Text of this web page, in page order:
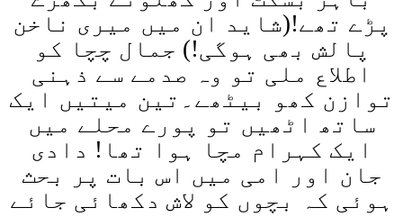
پڑے تھے!(شاید ان میں میری ناخن
پالش بھی ہوگی!) جمال چچا کو
اطلاع ملی تو وہ صدمے سے ذہنی
توازن کھو بیٹھے۔ تین میتیں ایک
ساتھ اٹھیں تو پورے محلے میں
ایک کہرام مچا ہوا تھا! دادی
جان اور امی میں اس بات پر بحث
ہوئی کہ بچوں کو لاش دکھائی جائے